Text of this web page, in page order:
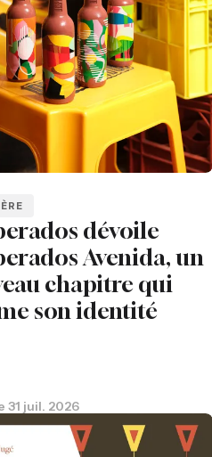
dévoile
Avenida, un
chapitre qui
son identité
31 juil. 2026